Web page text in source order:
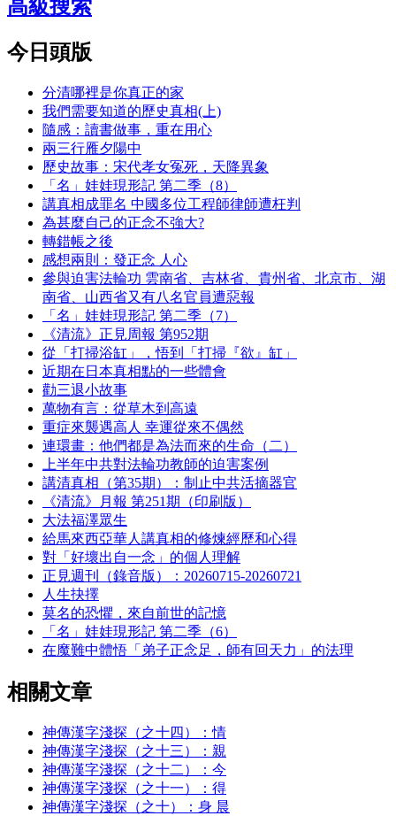
高級搜索
今日頭版
分清哪裡是你真正的家
我們需要知道的歷史真相(上)
隨感：讀書做事，重在用心
兩三行雁夕陽中
歷史故事：宋代孝女冤死，天降異象
「名」娃娃現形記 第二季（8）
講真相成罪名 中國多位工程師律師遭枉判
為甚麼自己的正念不強大?
轉錯帳之後
感想兩則：發正念 人心
參與迫害法輪功 雲南省、吉林省、貴州省、北京市、湖
南省、山西省又有八名官員遭惡報
「名」娃娃現形記 第二季（7）
《清流》正見周報 第952期
從「打掃浴缸」，悟到「打掃『欲』缸」
近期在日本真相點的一些體會
勸三退小故事
萬物有言：從草木到高遠
重症來襲遇高人 幸運從來不偶然
連環畫：他們都是為法而來的生命（二）
上半年中共對法輪功教師的迫害案例
講清真相（第35期）：制止中共活摘器官
《清流》月報 第251期（印刷版）
大法福澤眾生
給馬來西亞華人講真相的修煉經歷和心得
對「好壞出自一念」的個人理解
正見週刊（錄音版）：20260715-20260721
人生抉擇
莫名的恐懼，來自前世的記憶
「名」娃娃現形記 第二季（6）
在魔難中體悟「弟子正念足，師有回天力」的法理
相關文章
神傳漢字淺探（之十四）：情
神傳漢字淺探（之十三）：親
神傳漢字淺探（之十二）：今
神傳漢字淺探（之十一）：得
神傳漢字淺探（之十）：身 晨